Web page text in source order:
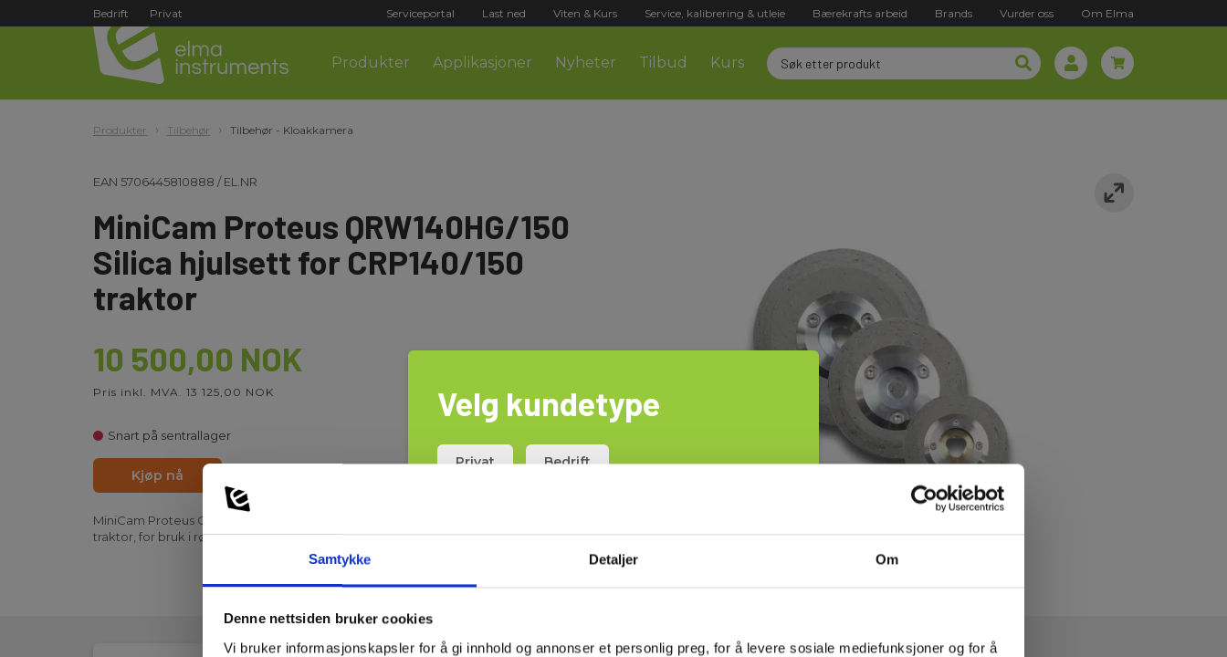
Samtykke Detaljer Om
Denne nettsiden bruker cookies
Vi bruker informasjonskapsler for å gi innhold og annonser et personlig preg, for å levere sosiale mediefunksjoner og for å
Bedrift Privat Serviceportal Last ned Viten & Kurs Service, kalibrering & utleie Bærekrafts arbeid Brands Vurder oss Om Elma
Produkter Applikasjoner Nyheter Tilbud Kurs
Produkter Tilbehør Tilbehør - Kloakkamera
EAN 5706445810888 /EL.NR
MiniCam Proteus QRW140HG/150
Silica hjulsett for CRP140/150
traktor
10 500,00 NOK
Pris inkl. MVA. 13 125,00 NOK
Snart på sentrallager
Kjøp nå
MiniCam Proteus QRW140HG/150 Silica High-Grip hjulsett (4 stk.) for CRP140/150
traktor, for bruk i rør fra 300mm
Velg kundetype
Privat Bedrift